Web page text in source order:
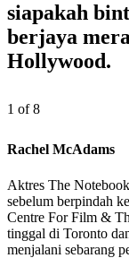
siapakah
berjaya
Hollywood.
1 of 8
Rachel McAdams
Aktres The
sebelum berpindah
Centre For Film &
tinggal di Toronto
menjalani sebarang